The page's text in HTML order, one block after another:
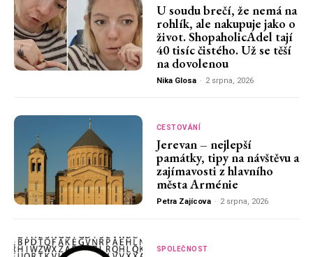
U soudu brečí, že nemá na
rohlík, ale nakupuje jako o
život. ShopaholicAdel tají
40 tisíc čistého. Už se těší
na dovolenou
Nika Glosa - 2 srpna, 2026
CESTOVÁNÍ
Jerevan – nejlepší
památky, tipy na návštěvu a
zajímavosti z hlavního
města Arménie
Petra Zajícova - 2 srpna, 2026
SPOLEČNOST